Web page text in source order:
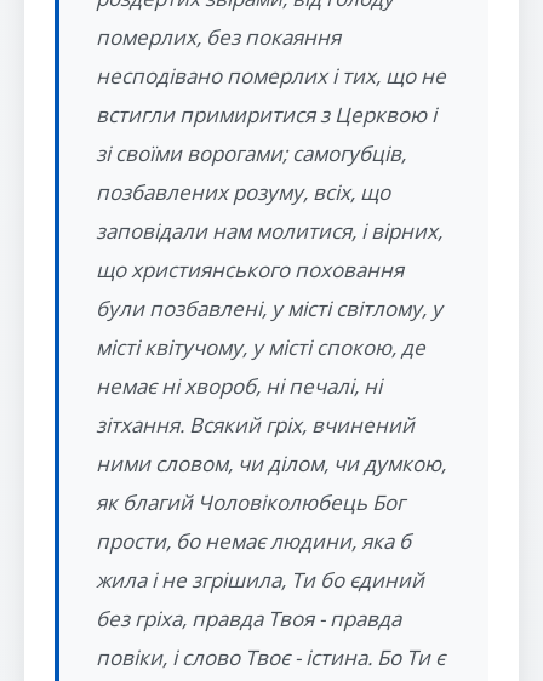
померлих, без покаяння
несподівано померлих і тих, що не
встигли примиритися з Церквою і
зі своїми ворогами; самогубців,
позбавлених розуму, всіх, що
заповідали нам молитися, і вірних,
що християнського поховання
були позбавлені, у місті світлому, у
місті квітучому, у місті спокою, де
немає ні хвороб, ні печалі, ні
зітхання. Всякий гріх, вчинений
ними словом, чи ділом, чи думкою,
як благий Чоловіколюбець Бог
прости, бо немає людини, яка б
жила і не згрішила, Ти бо єдиний
без гріха, правда Твоя - правда
повіки, і слово Твоє - істина. Бо Ти є